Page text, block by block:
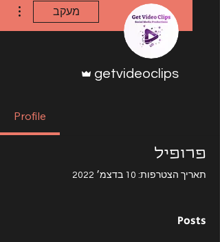
מעקב
getvideoclips
Profile
פרופיל
תאריך הצטרפות: 10 בדצמ׳ 2022
Posts